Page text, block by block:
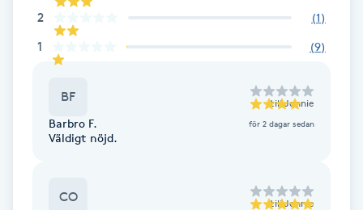
Fransk manikyr
Fransrengöring
Frekvensterapi
Friskvårdsmassage
2 (1)
1 (9)
BF till Jennie
Barbro F. för 2 dagar sedan
Väldigt nöjd.
CO till Jennie